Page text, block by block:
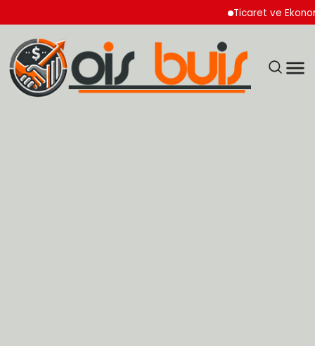
Ticaret ve Ekonomik